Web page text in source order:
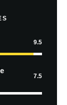
9.5
7.5